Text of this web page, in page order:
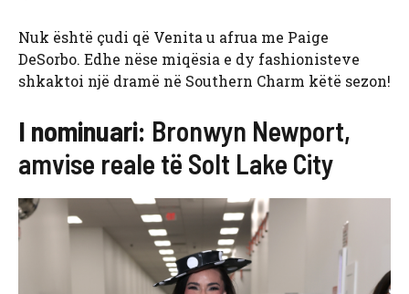
Nuk është çudi që Venita u afrua me Paige
DeSorbo. Edhe nëse miqësia e dy fashionisteve
shkaktoi një dramë në Southern Charm këtë sezon!
I nominuari: Bronwyn Newport,
amvise reale të Solt Lake City